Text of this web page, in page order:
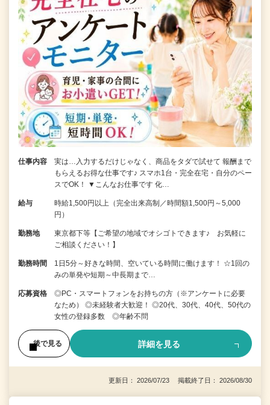
仕事内容
実は…入力するだけじゃなく、商品をタダで試せて 報酬まで
もらえるお得な仕事です♪ スマホ1台・完全在宅・自分のペー
スでOK！ ▼こんなお仕事です 化…
給与
時給1,500円以上（完全出来高制／時間額1,500円～5,000
円）
勤務地
東京都下等【ご希望の地域でオシゴトできます♪ お気軽に
ご相談ください！】
勤務時間
1日5分～好きな時間、空いている時間に働けます！ ☆1回の
みの単発や短期～中長期まで…
応募資格
◎PC・スマートフォンをお持ちの方（※アンケートに必要
なため） ◎未経験者大歓迎！ ◎20代、30代、40代、50代の
女性の登録多数 ◎年齢不問
後で見る 詳細を見る
更新日： 2026/07/23 掲載終了日： 2026/08/30